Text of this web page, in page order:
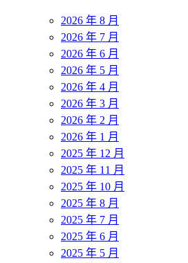
2026 年 8 月
2026 年 7 月
2026 年 6 月
2026 年 5 月
2026 年 4 月
2026 年 3 月
2026 年 2 月
2026 年 1 月
2025 年 12 月
2025 年 11 月
2025 年 10 月
2025 年 8 月
2025 年 7 月
2025 年 6 月
2025 年 5 月